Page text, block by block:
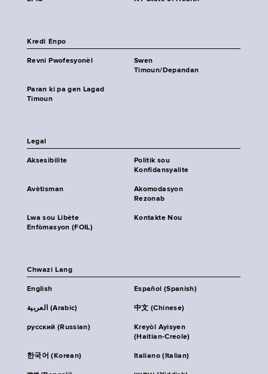
Kredi Enpo
Revni Pwofesyonèl
Swen
Timoun/Depandan
Paran ki pa gen Lagad
Timoun
Legal
Aksesibilite
Politik sou
Konfidansyalite
Avètisman
Akomodasyon
Rezonab
Lwa sou Libète
Enfòmasyon (FOIL)
Kontakte Nou
Chwazi Lang
English Español (Spanish)
العربية (Arabic) 中文 (Chinese)
русский (Russian)
Kreyòl Ayisyen
(Haitian-Creole)
한국어 (Korean) Italiano (Italian)